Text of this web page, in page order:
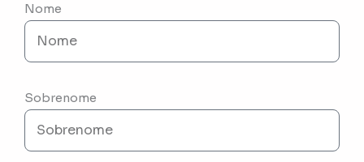
Nome
Sobrenome